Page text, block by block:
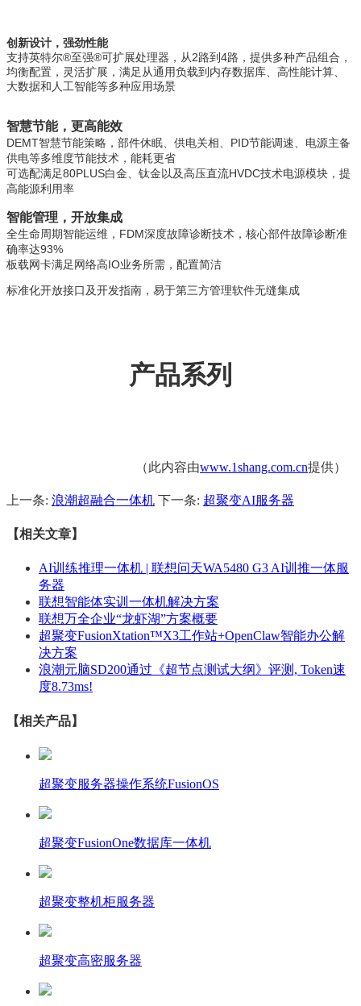
创新设计，强劲性能
支持英特尔®至强®可扩展处理器，从2路到4路，提供多种产品组合，
均衡配置，灵活扩展，满足从通用负载到内存数据库、高性能计算、
大数据和人工智能等多种应用场景
智慧节能，更高能效
DEMT智慧节能策略，部件休眠、供电关相、PID节能调速、电源主备
供电等多维度节能技术，能耗更省
可选配满足80PLUS白金、钛金以及高压直流HVDC技术电源模块，提
高能源利用率
智能管理，开放集成
全生命周期智能运维，FDM深度故障诊断技术，核心部件故障诊断准
确率达93%
板载网卡满足网络高IO业务所需，配置简洁
标准化开放接口及开发指南，易于第三方管理软件无缝集成
产品系列
（此内容由www.1shang.com.cn提供）
上一条: 浪潮超融合一体机 下一条: 超聚变AI服务器
【相关文章】
AI训练推理一体机 | 联想问天WA5480 G3 AI训推一体服
务器
联想智能体实训一体机解决方案
联想万全企业“龙虾湖”方案概要
超聚变FusionXtation™X3工作站+OpenClaw智能办公解
决方案
浪潮元脑SD200通过《超节点测试大纲》评测, Token速
度8.73ms!
【相关产品】
超聚变服务器操作系统FusionOS
超聚变FusionOne数据库一体机
超聚变整机柜服务器
超聚变高密服务器